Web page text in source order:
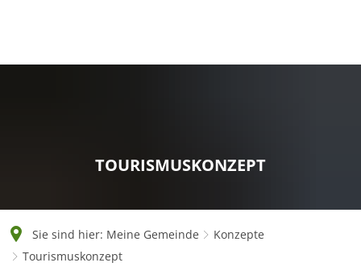
Deutsch
TOURISMUSKONZEPT
Sie sind hier: Meine Gemeinde
Konzepte
Tourismuskonzept